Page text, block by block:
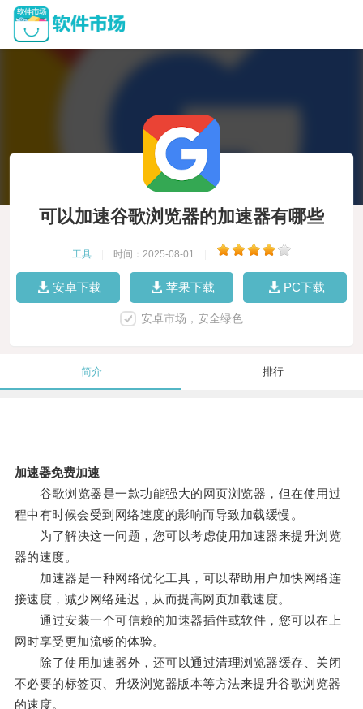
可以加速谷歌浏览器的加速器有哪些
工具 时间：2025-08-01
安卓下载 苹果下载 PC下载
安卓市场，安全绿色
简介 排行
加速器免费加速
谷歌浏览器是一款功能强大的网页浏览器，但在使用过
程中有时候会受到网络速度的影响而导致加载缓慢。
为了解决这一问题，您可以考虑使用加速器来提升浏览
器的速度。
加速器是一种网络优化工具，可以帮助用户加快网络连
接速度，减少网络延迟，从而提高网页加载速度。
通过安装一个可信赖的加速器插件或软件，您可以在上
网时享受更加流畅的体验。
除了使用加速器外，还可以通过清理浏览器缓存、关闭
不必要的标签页、升级浏览器版本等方法来提升谷歌浏览器
的速度。